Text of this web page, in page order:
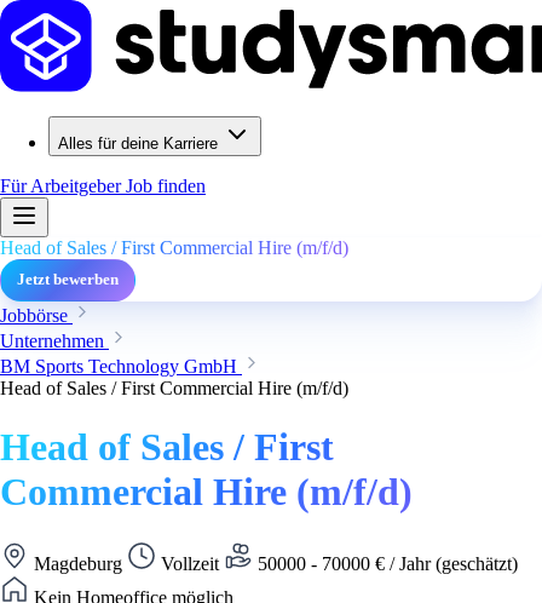
Alles für deine Karriere
Für ArbeitgeberJob finden
Head of Sales / First Commercial Hire (m/f/d)
Jetzt bewerben
Jobbörse
Unternehmen
BM Sports Technology GmbH
Head of Sales / First Commercial Hire (m/f/d)
Head of Sales / First
Commercial Hire (m/f/d)
Magdeburg Vollzeit
50000 - 70000 € / Jahr (geschätzt)
Kein Homeoffice möglich